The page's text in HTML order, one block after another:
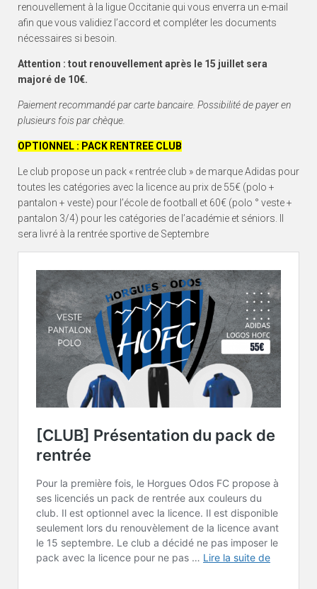
renouvellement à la ligue Occitanie qui vous enverra un e-mail
afin que vous validiez l’accord et compléter les documents
nécessaires si besoin.
Attention : tout renouvellement après le 15 juillet sera
majoré de 10€.
Paiement recommandé par carte bancaire. Possibilité de payer en
plusieurs fois par chèque.
OPTIONNEL : PACK RENTREE CLUB
Le club propose un pack « rentrée club » de marque Adidas pour
toutes les catégories avec la licence au prix de 55€ (polo +
pantalon + veste) pour l’école de football et 60€ (polo ° veste +
pantalon 3/4) pour les catégories de l’académie et séniors. Il
sera livré à la rentrée sportive de Septembre